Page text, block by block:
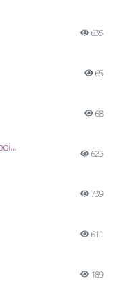
635
65
68
623
739
611
189